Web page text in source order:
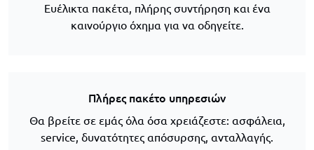
Ευέλικτα πακέτα, πλήρης συντήρηση και ένα
καινούργιο όχημα για να οδηγείτε.
Πλήρες πακέτο υπηρεσιών
Θα βρείτε σε εμάς όλα όσα χρειάζεστε: ασφάλεια,
service, δυνατότητες απόσυρσης, ανταλλαγής.